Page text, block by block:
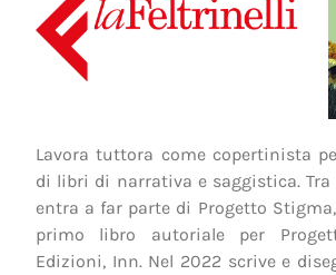
Lavora tuttora come copertinista
di libri di narrativa e saggistica. Tra
entra a far parte di Progetto
primo libro autoriale per
Edizioni, Inn. Nel 2022 scrive e